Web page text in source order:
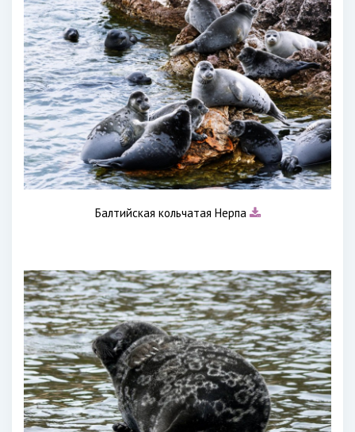
Балтийская кольчатая Нерпа